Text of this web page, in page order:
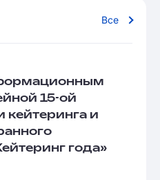
Все
15-ой
кейтеринга и
года»